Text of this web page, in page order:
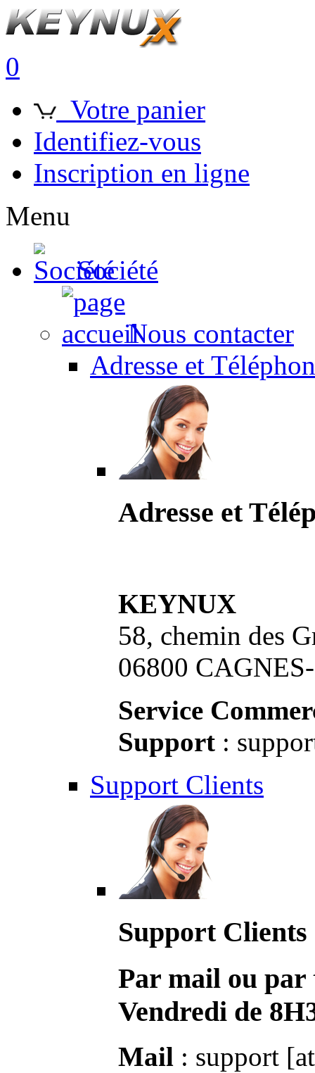
0
Votre panier
Identifiez-vous
Inscription en ligne
Menu
Société
Nous contacter
Adresse et
Adresse et
KEYNUX
58, chemin des
06800
Service
Support :
Support Clients
Support Clients
Par mail ou par
Vendredi de
Mail : support